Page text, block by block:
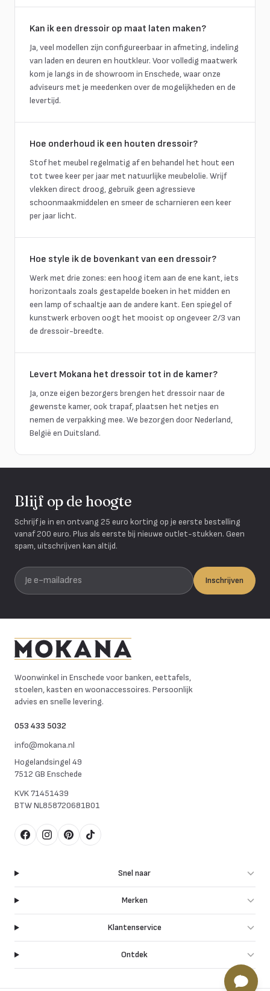
Kan ik een dressoir op maat laten maken?
Ja, veel modellen zijn configureerbaar in afmeting, indeling
van laden en deuren en houtkleur. Voor volledig maatwerk
kom je langs in de showroom in Enschede, waar onze
adviseurs met je meedenken over de mogelijkheden en de
levertijd.
Hoe onderhoud ik een houten dressoir?
Stof het meubel regelmatig af en behandel het hout een
tot twee keer per jaar met natuurlijke meubelolie. Wrijf
vlekken direct droog, gebruik geen agressieve
schoonmaakmiddelen en smeer de scharnieren een keer
per jaar licht.
Hoe style ik de bovenkant van een dressoir?
Werk met drie zones: een hoog item aan de ene kant, iets
horizontaals zoals gestapelde boeken in het midden en
een lamp of schaaltje aan de andere kant. Een spiegel of
kunstwerk erboven oogt het mooist op ongeveer 2/3 van
de dressoir-breedte.
Levert Mokana het dressoir tot in de kamer?
Ja, onze eigen bezorgers brengen het dressoir naar de
gewenste kamer, ook trapaf, plaatsen het netjes en
nemen de verpakking mee. We bezorgen door Nederland,
België en Duitsland.
Blijf op de hoogte
Schrijf je in en ontvang 25 euro korting op je eerste bestelling
vanaf 200 euro. Plus als eerste bij nieuwe outlet-stukken. Geen
spam, uitschrijven kan altijd.
Je e-mailadres
Inschrijven
Woonwinkel in Enschede voor banken, eettafels,
stoelen, kasten en woonaccessoires. Persoonlijk
advies en snelle levering.
053 433 5032
info@mokana.nl
Hogelandsingel 49
7512 GB Enschede
KVK71451439
BTWNL858720681B01
FacebookInstagram
Pinterest
TikTok
Snel naar
Merken
Klantenservice
Ontdek